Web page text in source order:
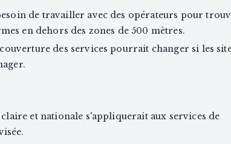
de travailler avec des opérateurs pour
en dehors des zones de 500 mètres.
des services pourrait changer si les
et nationale s'appliquerait aux services de